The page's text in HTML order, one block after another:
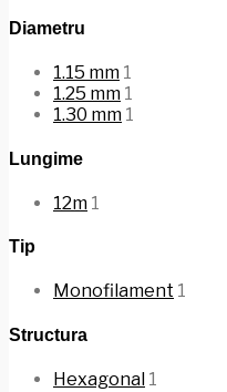
Diametru
1.15 mm 1
1.25 mm 1
1.30 mm 1
Lungime
12m 1
Tip
Monofilament 1
Structura
Hexagonal 1